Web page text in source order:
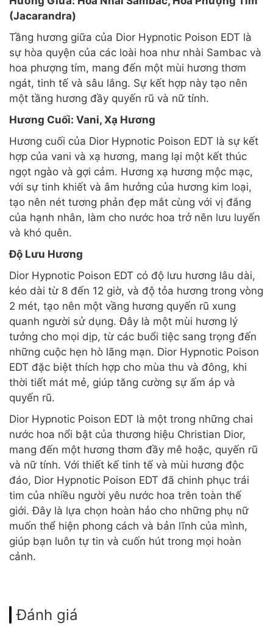
(Jacarandra)
Tầng hương giữa của Dior Hypnotic Poison EDT là
sự hòa quyện của các loài hoa như nhài Sambac và
hoa phượng tím, mang đến một mùi hương thơm
ngát, tinh tế và sâu lắng. Sự kết hợp này tạo nên
một tầng hương đầy quyến rũ và nữ tính.
Hương Cuối: Vani, Xạ Hương
Hương cuối của Dior Hypnotic Poison EDT là sự kết
hợp của vani và xạ hương, mang lại một kết thúc
ngọt ngào và gợi cảm. Hương xạ hương mộc mạc,
với sự tinh khiết và âm hưởng của hương kim loại,
tạo nên nét tương phản đẹp mắt cùng với vị đắng
của hạnh nhân, làm cho nước hoa trở nên lưu luyến
và khó quên.
Độ Lưu Hương
Dior Hypnotic Poison EDT có độ lưu hương lâu dài,
kéo dài từ 8 đến 12 giờ, và độ tỏa hương trong vòng
2 mét, tạo nên một vầng hương quyến rũ xung
quanh người sử dụng. Đây là một mùi hương lý
tưởng cho mọi dịp, từ các buổi tiệc sang trọng đến
những cuộc hẹn hò lãng mạn. Dior Hypnotic Poison
EDT đặc biệt thích hợp cho mùa thu và đông, khi
thời tiết mát mẻ, giúp tăng cường sự ấm áp và
quyến rũ.
Dior Hypnotic Poison EDT là một trong những chai
nước hoa nổi bật của thương hiệu Christian Dior,
mang đến một hương thơm đầy mê hoặc, quyến rũ
và nữ tính. Với thiết kế tinh tế và mùi hương độc
đáo, Dior Hypnotic Poison EDT đã chinh phục trái
tim của nhiều người yêu nước hoa trên toàn thế
giới. Đây là lựa chọn hoàn hảo cho những phụ nữ
muốn thể hiện phong cách và bản lĩnh của mình,
giúp bạn luôn tự tin và cuốn hút trong mọi hoàn
cảnh.
Đánh giá